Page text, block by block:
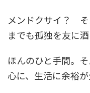
メンドクサイ？ そ
までも孤独を友に
ほんのひと手間。
心に、生活に余裕が